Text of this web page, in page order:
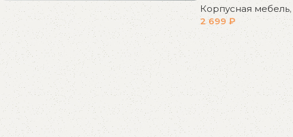
Распродажа
бестселлеров
Скидки на популярные модели!
К покупкам
Корпусная мебель,
2 699₽
В корзину